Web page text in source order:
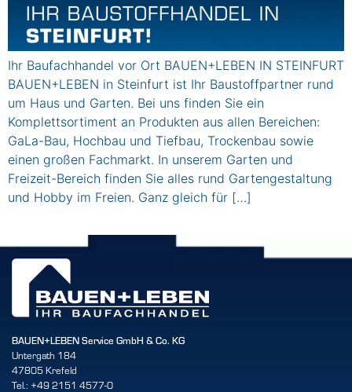
Ihr Baufachhandel vor Ort BAUEN+LEBEN IN STEINFURT
BAUEN+LEBEN in Steinfurt ist Ihr Baustoffpartner rund
um Haus und Garten. Bei uns finden Sie ein
Komplettsortiment an Produkten aus allen Bereichen:
GaLa-Bau, Hochbau und Tiefbau, Trockenbau sowie
einen großen Fachmarkt. In unserem Garten und
Freizeit-Bereich finden Sie alles rund Gartengestaltung
und Hobby im Freien. Ganz gleich für […]
BAUEN+LEBEN Service GmbH & Co. KG
Untergath 184
47805 Krefeld
Tel.: +49 2151 4577-0